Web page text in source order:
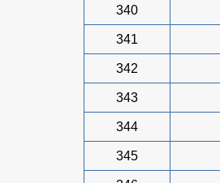
340
341
342
343
344
345